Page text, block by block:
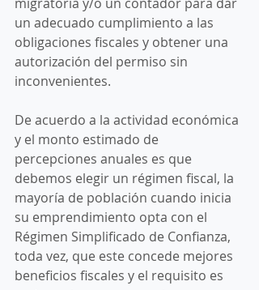
un adecuado cumplimiento a las
obligaciones fiscales y obtener una
autorización del permiso sin
inconvenientes.
De acuerdo a la actividad económica
y el monto estimado de
percepciones anuales es que
debemos elegir un régimen fiscal, la
mayoría de población cuando inicia
su emprendimiento opta con el
Régimen Simplificado de Confianza,
toda vez, que este concede mejores
beneficios fiscales y el requisito es